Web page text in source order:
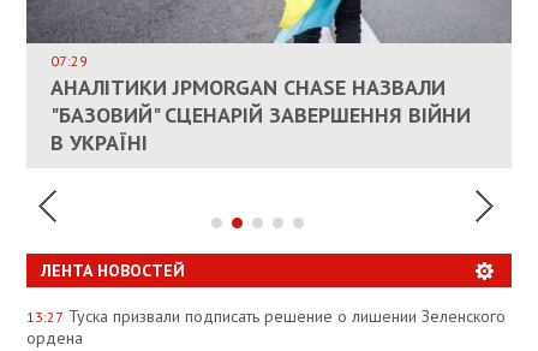
КАНДИДАТ В ПРЕМЬЕРЫ ПОЛЬШИ ПРИЗВАЛ
ЕС ПРЕКРАТИТЬ ВОЕННУЮ ПОМОЩЬ
УКРАИНЕ
07:29
АНАЛІТИКИ JPMORGAN CHASE НАЗВАЛИ
"БАЗОВИЙ" СЦЕНАРІЙ ЗАВЕРШЕННЯ ВІЙНИ
В УКРАЇНІ
ВЛАСНИКАМ ЗРУЙНОВАНОГО ЖИТЛА
ДОЗВОЛИЛИ НЕ ПЛАТИТИ ЗА КОМУНАЛКУ
ИНТЕГРАЦИЯ УКРАИНЫ В НАТО ВРЯД ЛИ
СОСТОИТСЯ В БЛИЖАЙШЕЕ ВРЕМЯ, –
РЮТТЕ
ПАЛИВНИЙ РИНОК РОЗІГРІЛИ ШТУЧНО:
АНАЛІТИКИ ЗВИНУВАТИЛИ АЗС У
СПЕКУЛЯЦІЇ
ЛЕНТА НОВОСТЕЙ
13:27 Туска призвали подписать решение о лишении Зеленского
ордена